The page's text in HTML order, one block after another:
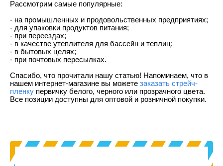
Рассмотрим самые популярные:
- на промышленных и продовольственных предприятиях;
- для упаковки продуктов питания;
- при переездах;
- в качестве утеплителя для бассейн и теплиц;
- в бытовых целях;
- при почтовых пересылках.
Спасибо, что прочитали нашу статью! Напоминаем, что в
нашем интернет-магазине вы можете заказать стрейч-
пленку первичку белого, черного или прозрачного цвета.
Все позиции доступны для оптовой и розничной покупки.